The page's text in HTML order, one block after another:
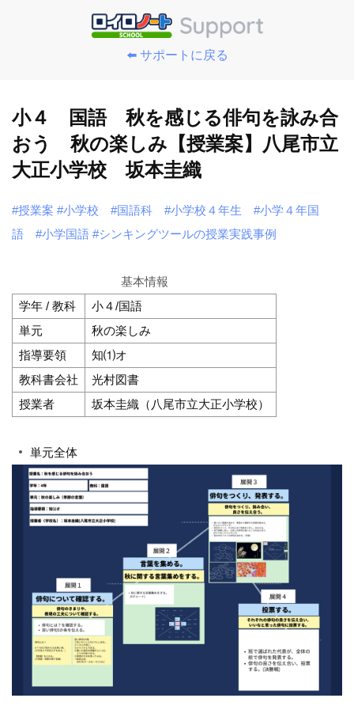
⬅️ サポートに戻る
小４ 国語 秋を感じる俳句を詠み合
おう 秋の楽しみ【授業案】八尾市立
大正小学校 坂本圭織
#授業案 #小学校 #国語科 #小学校４年生
#小学４年国
語
#小学国語 #シンキングツールの授業実践事例
基本情報
学年 / 教科
小４/国語
単元
秋の楽しみ
指導要領
知⑴オ
教科書会社
光村図書
授業者
坂本圭織（八尾市立大正小学校）
単元全体